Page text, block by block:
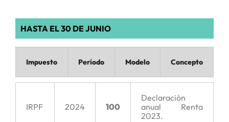
HASTA EL 30 DE JUNIO
Impuesto Período Modelo Concepto
IRPF 2024 100
Declaración
anual Renta
2023.